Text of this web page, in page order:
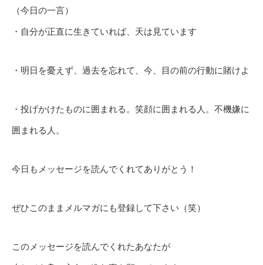
（今日の一言）
・自分が正直に生きていれば、天は見ています
・明日を憂えず、過去を忘れて、今、目の前の行動に賭けよ
・投げかけたものに囲まれる。笑顔に囲まれる人。不機嫌に
囲まれる人。
今日もメッセージを読んでくれてありがとう！
ぜひこのままメルマガにも登録して下さい（笑）
このメッセージを読んでくれたあなたが